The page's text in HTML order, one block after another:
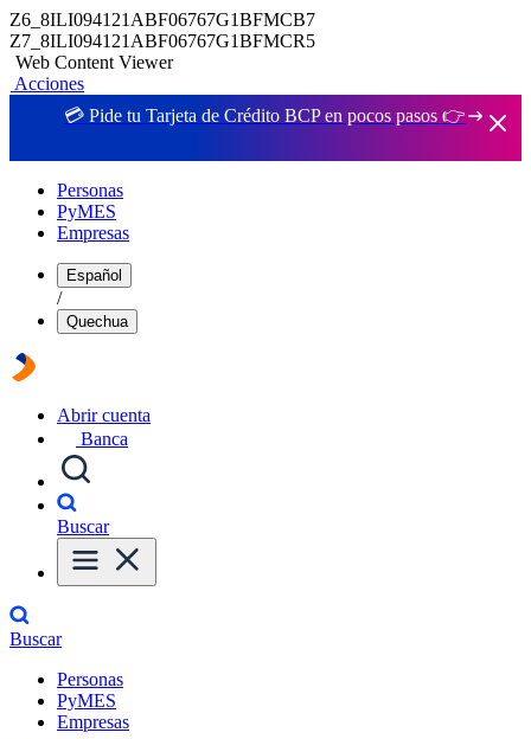
Z6_8ILI094121ABF06767G1BFMCB7
Z7_8ILI094121ABF06767G1BFMCR5
Web Content Viewer
Acciones
💳 Pide tu Tarjeta de Crédito BCP en pocos pasos 👉
Personas
PyMES
Empresas
Español
/
Quechua
Abrir cuenta
Banca
Buscar
Buscar
Personas
PyMES
Empresas